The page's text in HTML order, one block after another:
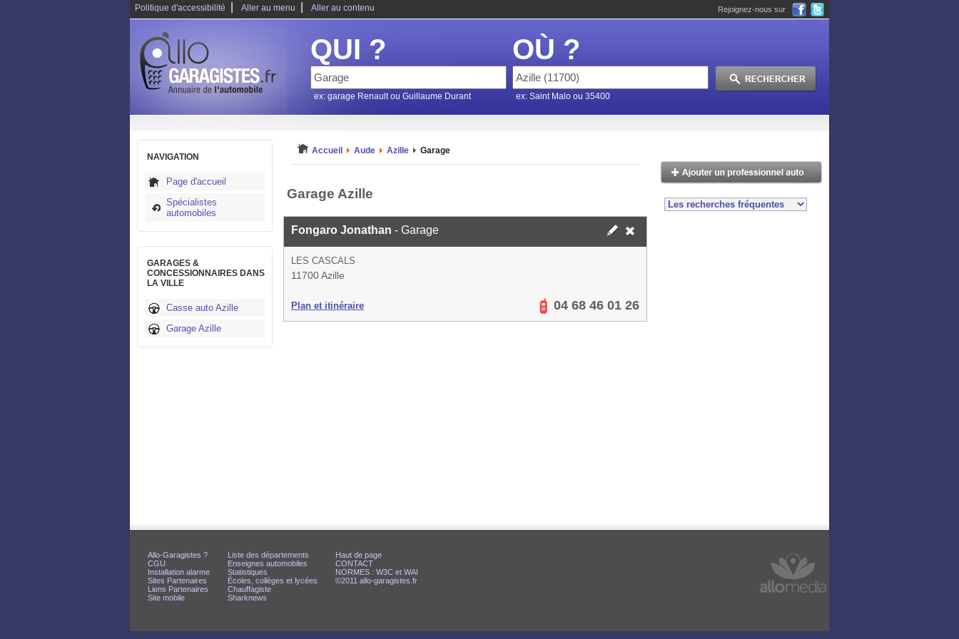
Politique d'accessibilité Aller au menu Aller au contenu Rejoignez-nous sur
QUI ?
ex: garage Renault ou Guillaume Durant
OÙ ?
ex: Saint Malo ou 35400
NAVIGATION
Page d'accueil
Spécialistes
automobiles
GARAGES &
CONCESSIONNAIRES DANS
LA VILLE
Casse auto Azille
Garage Azille
Accueil Aude Azille Garage
Garage Azille
Fongaro Jonathan - Garage
LES CASCALS
11700 Azille
Plan et itinéraire 04 68 46 01 26
Allo-Garagistes ?
CGU
Installation alarme
Sites Partenaires
Liens Partenaires
Site mobile
Liste des départements
Enseignes automobiles
Statistiques
Écoles, collèges et lycées
Chauffagiste
Sharknews
Haut de page
CONTACT
NORMES : W3C et WAI
©2011 allo-garagistes.fr